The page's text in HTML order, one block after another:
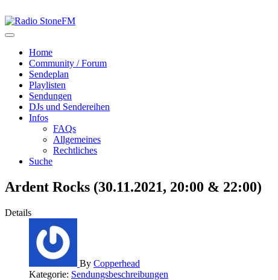
Home
Community / Forum
Sendeplan
Playlisten
Sendungen
DJs und Sendereihen
Infos
FAQs
Allgemeines
Rechtliches
Suche
Ardent Rocks (30.11.2021, 20:00 & 22:00)
Details
By Copperhead
Kategorie: Sendungsbeschreibungen